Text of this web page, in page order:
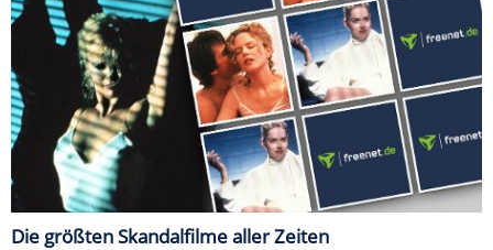
Die größten Skandalfilme aller Zeiten